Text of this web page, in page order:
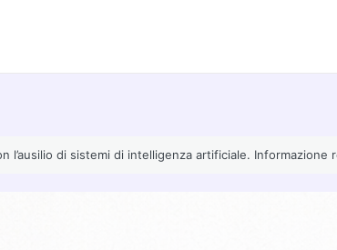
l’ausilio di sistemi di intelligenza artificiale. Informazione